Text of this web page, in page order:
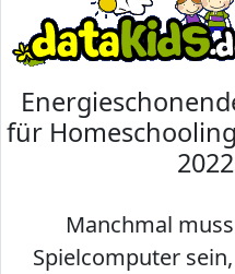
für
2022
Manchmal
Spielcomputer